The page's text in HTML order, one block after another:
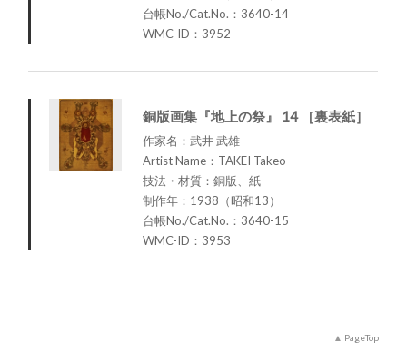
台帳No./Cat.No.：3640-14
WMC-ID：3952
銅版画集『地上の祭』 14 ［裏表紙］
作家名：武井 武雄
Artist Name：TAKEI Takeo
技法・材質：銅版、紙
制作年：1938（昭和13）
台帳No./Cat.No.：3640-15
WMC-ID：3953
PageTop